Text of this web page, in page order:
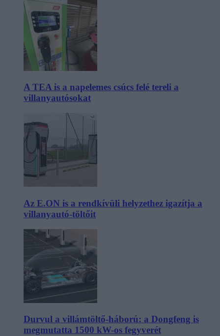
A TEA is a napelemes csúcs felé tereli a
villanyautósokat
Az E.ON is a rendkívüli helyzethez igazítja a
villanyautó-töltőit
Durvul a villámtöltő-háború: a Dongfeng is
megmutatta 1500 kW-os fegyverét